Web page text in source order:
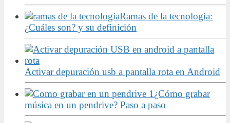
Ramas de la tecnología:
¿Cuáles son? y su definición
Activar depuración usb a pantalla rota en Android
¿Cómo grabar
música en un pendrive? Paso a paso